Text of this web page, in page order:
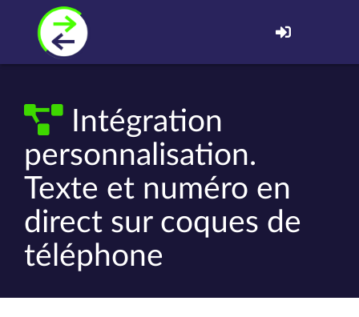
Intégration
personnalisation.
Texte et numéro en
direct sur coques de
téléphone